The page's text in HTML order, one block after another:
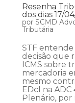
Resenha
dos dias 17/
por SCMD
Tributária
STF
decisão que
ICMS sobre
mercadoria
mesmo
EDcl na ADC
Plenário, por